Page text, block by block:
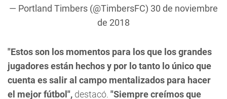
— Portland Timbers (@TimbersFC) 30 de noviembre
de 2018
"Estos son los momentos para los que los grandes
jugadores están hechos y por lo tanto lo único que
cuenta es salir al campo mentalizados para hacer
el mejor fútbol", destacó. "Siempre creímos que